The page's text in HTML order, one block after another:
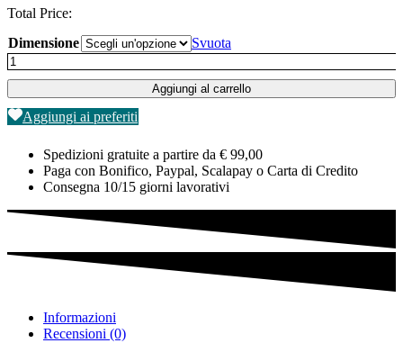
Total Price:
Dimensione
Svuota
Quadro/Carta
Fotografica
Blues
Brothers
quantità
Aggiungi al carrello
Aggiungi ai preferiti
Spedizioni gratuite a partire da € 99,00
Paga con Bonifico, Paypal, Scalapay o Carta di Credito
Consegna 10/15 giorni lavorativi
Informazioni
Recensioni (0)